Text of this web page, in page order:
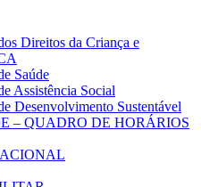
Direitos da Criança e
Saúde
Assistência Social
Desenvolvimento Sustentável
– QUADRO DE HORÁRIOS